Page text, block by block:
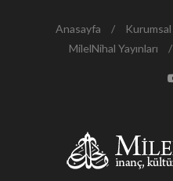
Anasayfa / Kurumsal
MilelNihal Yayınları
/